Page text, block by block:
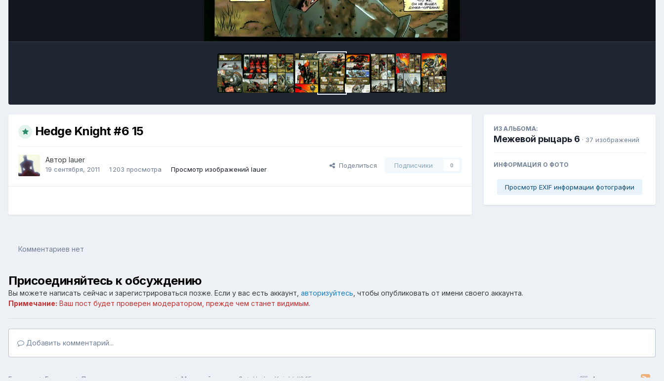
Hedge Knight #6 15
Автор lauer
19 сентября, 2011 1 203 просмотра Просмотр изображений lauer
Поделиться Подписчики 0
ИЗ АЛЬБОМА:
Межевой рыцарь 6 · 37 изображений
ИНФОРМАЦИЯ О ФОТО
Просмотр EXIF информации фотографии
Комментариев нет
Присоединяйтесь к обсуждению
Вы можете написать сейчас и зарегистрироваться позже. Если у вас есть аккаунт, авторизуйтесь , чтобы опубликовать от имени своего аккаунта.
Примечание: Ваш пост будет проверен модератором, прежде чем станет видимым.
Добавить комментарий...
Активность
Главная Галерея Пользовательские галереи Межевой рыцарь 6 Hedge Knight #6 15